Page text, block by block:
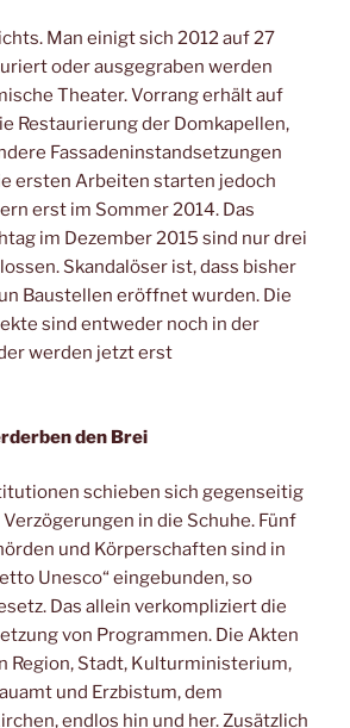
Man einigt sich 2012 auf 27
oder ausgegraben werden
Theater. Vorrang erhält auf
Restaurierung der Domkapellen,
Fassadeninstandsetzungen
ersten Arbeiten starten jedoch
erst im Sommer 2014. Das
im Dezember 2015 sind nur drei
Skandalöser ist, dass bisher
Baustellen eröffnet wurden. Die
sind entweder noch in der
werden jetzt erst
den Brei
schieben sich gegenseitig
in die Schuhe. Fünf
und Körperschaften sind in
Unesco“ eingebunden, so
Das allein verkompliziert die
von Programmen. Die Akten
Region, Stadt, Kulturministerium,
und Erzbistum, dem
endlos hin und her. Zusätzlich